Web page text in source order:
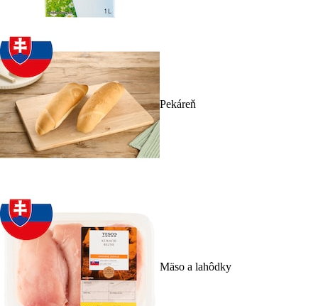
Pekáreň
Mäso a lahôdky